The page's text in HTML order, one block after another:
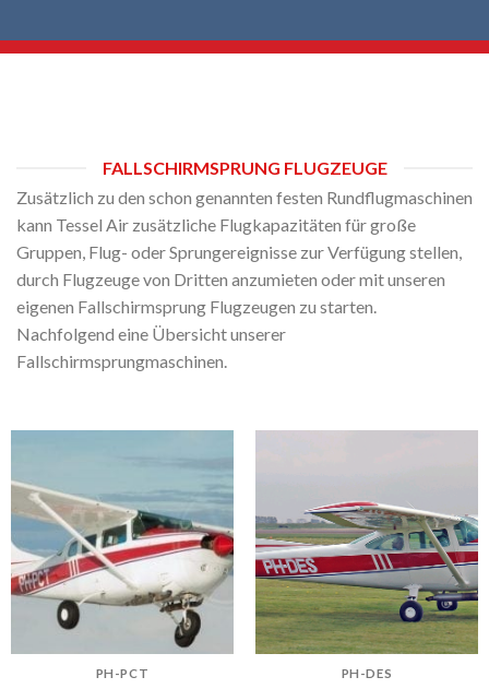
FALLSCHIRMSPRUNG FLUGZEUGE
Zusätzlich zu den schon genannten festen Rundflugmaschinen
kann Tessel Air zusätzliche Flugkapazitäten für große
Gruppen, Flug- oder Sprungereignisse zur Verfügung stellen,
durch Flugzeuge von Dritten anzumieten oder mit unseren
eigenen Fallschirmsprung Flugzeugen zu starten.
Nachfolgend eine Übersicht unserer
Fallschirmsprungmaschinen.
PH-PCT PH-DES